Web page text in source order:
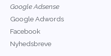
Google Adsense
Google Adwords
Facebook
Nyhedsbreve